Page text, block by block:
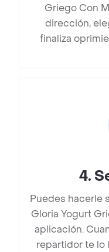
Griego Con
dirección,
finaliza
4.
Puedes hacerle
Gloria Yogurt
aplicación.
repartidor te lo